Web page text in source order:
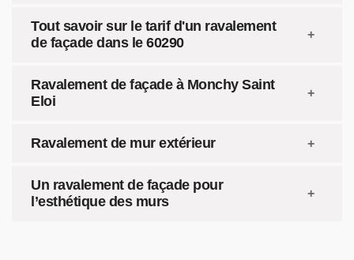
Tout savoir sur le tarif d'un ravalement
de façade dans le 60290
Ravalement de façade à Monchy Saint
Eloi
Ravalement de mur extérieur
Un ravalement de façade pour
l’esthétique des murs